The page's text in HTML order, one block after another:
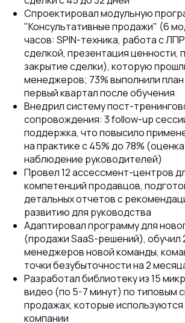
Спроектировал модульную
"Консультативные продажи" (6
часов: SPIN-техника, работа с
сделкой, презентация ценности,
закрытие сделки), которую
менеджеров; 73% выполнили
первый квартал после обучения
Внедрил систему пост-
сопровождения: 3 follow-up
поддержка, что повысило
на практике с 45% до 78%
наблюдение руководителей)
Провел 12 ассессмент-центров
компетенций продавцов,
детальных отчетов с
развитию для руководства
Адаптировал программу для
(продажи SaaS-решений), обучил
менеджеров новой команды,
точки безубыточности на 2
Разработал библиотеку из 15
видео (по 5-7 минут) по типовым
продажах, которые используются
компании